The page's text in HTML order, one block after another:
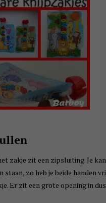
zakje zit een zipsluiting. Je
staan, zo heb je beide handen
Er zit een grote opening in